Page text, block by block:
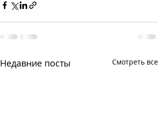
Недавние посты Смотреть все